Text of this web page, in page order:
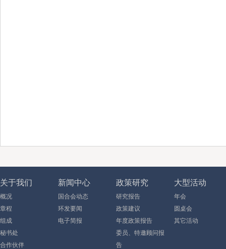
关于我们
概况
章程
组成
秘书处
合作伙伴
新闻中心
国合会动态
环发要闻
电子简报
政策研究
研究报告
政策建议
年度政策报告
委员、特邀顾问报
告
大型活动
年会
圆桌会
其它活动